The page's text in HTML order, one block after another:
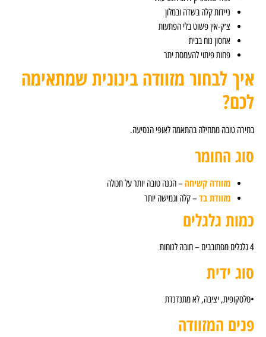
ובמלון
הפתעות
יתר
מזוודה בינונית שמתאימה
לאופי הנסיעה.
– הגנה טובה יותר על תכולה
וגמישה יותר
מתנדנדת